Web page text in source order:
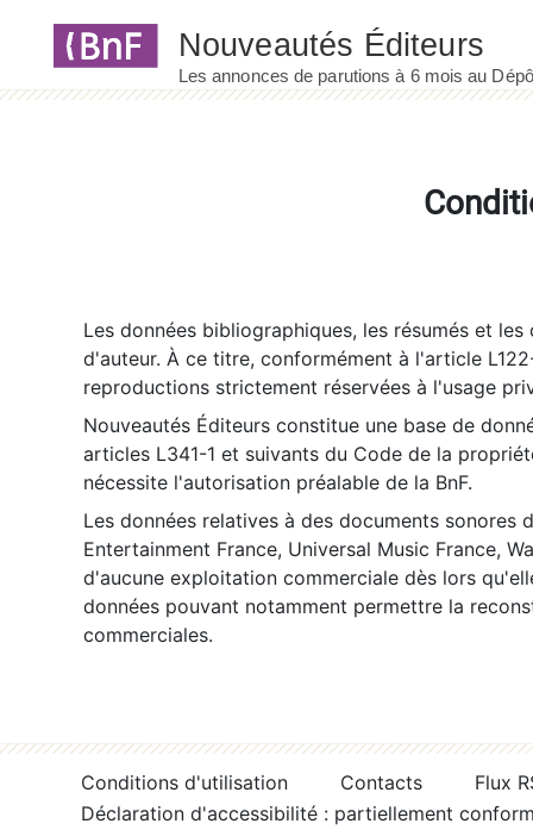
Les données bibliographiques, les résumés et
d'auteur. À ce titre, conformément à l'article
reproductions strictement réservées à l'usage
Nouveautés Éditeurs constitue une base de
articles L341-1 et suivants du Code de la
nécessite l'autorisation préalable de la BnF.
Les données relatives à des documents sonores
Entertainment France, Universal Music France,
d'aucune exploitation commerciale dès lors
données pouvant notamment permettre la
commerciales.
Conditions d'utilisation Contacts
Flux
Déclaration d'accessibilité : partiellement